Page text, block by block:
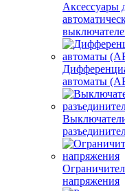
Аксессуары
автоматы
напряжения